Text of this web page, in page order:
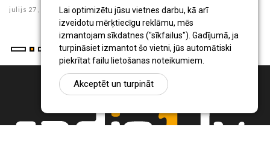
Lai optimizētu jūsu vietnes darbu, kā arī
izveidotu mērķtiecīgu reklāmu, mēs
izmantojam sīkdatnes ("sīkfailus"). Gadījumā, ja
turpināsiet izmantot šo vietni, jūs automātiski
piekrītat failu lietošanas noteikumiem.
Akceptēt un turpināt
julijs 27 , 2026